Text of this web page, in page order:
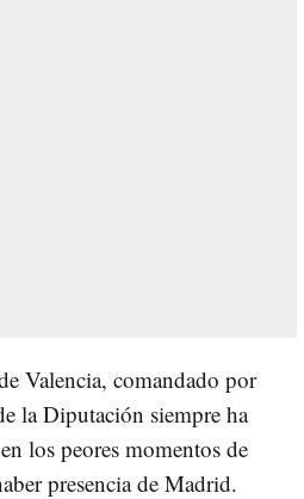
Valencia, comandado por
la Diputación siempre ha
los peores momentos de
presencia de Madrid.